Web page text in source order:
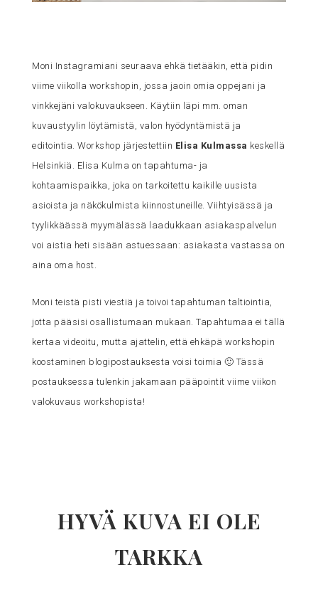
Moni Instagramiani seuraava ehkä tietääkin, että pidin
viime viikolla workshopin, jossa jaoin omia oppejani ja
vinkkejäni valokuvaukseen. Käytiin läpi mm. oman
kuvaustyylin löytämistä, valon hyödyntämistä ja
editointia. Workshop järjestettiin Elisa Kulmassa keskellä
Helsinkiä. Elisa Kulma on tapahtuma- ja
kohtaamispaikka, joka on tarkoitettu kaikille uusista
asioista ja näkökulmista kiinnostuneille. Viihtyisässä ja
tyylikkäässä myymälässä laadukkaan asiakaspalvelun
voi aistia heti sisään astuessaan: asiakasta vastassa on
aina oma host.
Moni teistä pisti viestiä ja toivoi tapahtuman taltiointia,
jotta pääsisi osallistumaan mukaan. Tapahtumaa ei tällä
kertaa videoitu, mutta ajattelin, että ehkäpä workshopin
koostaminen blogipostauksesta voisi toimia 🙂 Tässä
postauksessa tulenkin jakamaan pääpointit viime viikon
valokuvaus workshopista!
HYVÄ KUVA EI OLE
TARKKA